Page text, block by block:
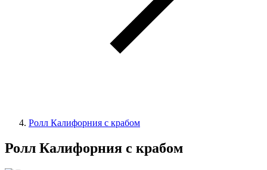
Ролл Калифорния с крабом
Ролл Калифорния с крабом